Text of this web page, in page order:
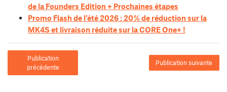
de la Founders Edition + Prochaines étapes
Promo Flash de l’été 2026 : 20% de réduction sur la
MK4S et livraison réduite sur la CORE One+ !
Publication
précédente
Publication suivante